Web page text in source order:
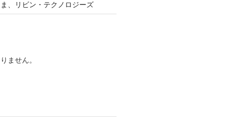
、リビン・テクノロジーズ
ません。